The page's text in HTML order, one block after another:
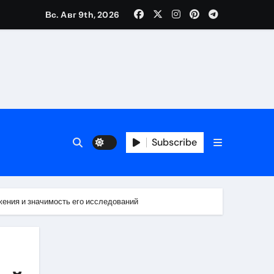
Вс. Авг 9th, 2026
Subscribe
и значимость его исследований